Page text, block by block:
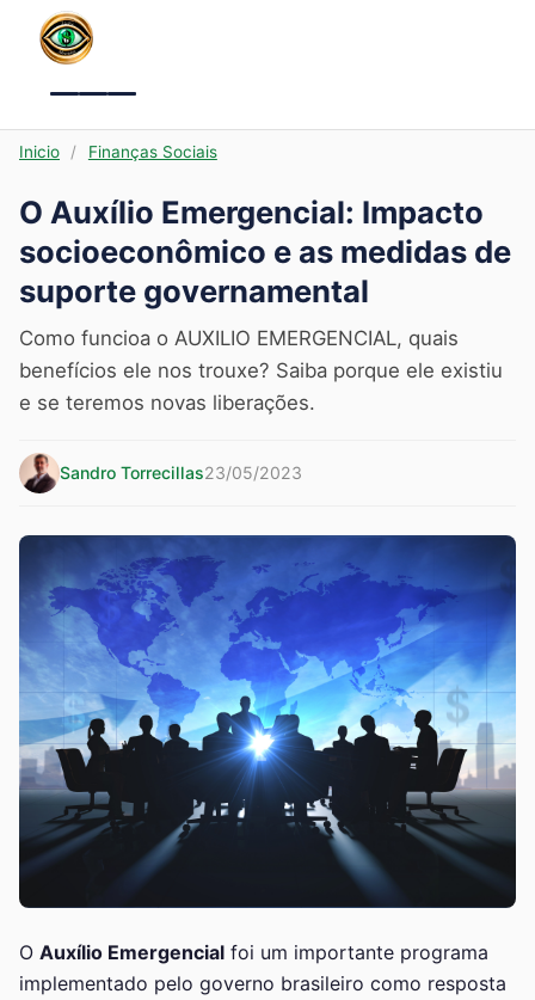
Menu
Inicio / Finanças Sociais
O Auxílio Emergencial: Impacto
socioeconômico e as medidas de
suporte governamental
Como funcioa o AUXILIO EMERGENCIAL, quais
benefícios ele nos trouxe? Saiba porque ele existiu
e se teremos novas liberações.
Sandro Torrecillas23/05/2023
O Auxílio Emergencial foi um importante programa
implementado pelo governo brasileiro como resposta